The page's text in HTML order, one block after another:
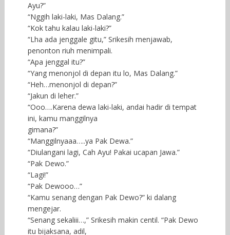
Ayu?”
“Nggih laki-laki, Mas Dalang.”
“Kok tahu kalau laki-laki?”
“Lha ada jenggale gitu,” Srikesih menjawab,
penonton riuh menimpali.
“Apa jenggal itu?”
“Yang menonjol di depan itu lo, Mas Dalang.”
“Heh…menonjol di depan?”
“Jakun di leher.”
“Ooo….Karena dewa laki-laki, andai hadir di tempat
ini, kamu manggilnya
gimana?”
“Manggilnyaaa…..ya Pak Dewa.”
“Diulangani lagi, Cah Ayu! Pakai ucapan Jawa.”
“Pak Dewo.”
“Lagi!”
“Pak Dewooo…”
“Kamu senang dengan Pak Dewo?” ki dalang
mengejar.
“Senang sekaliii…,” Srikesih makin centil. “Pak Dewo
itu bijaksana, adil,